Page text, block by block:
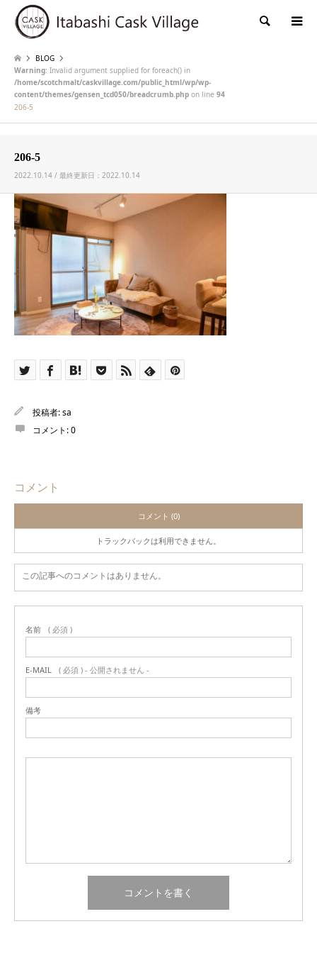
検索
BLOG
Warning: Invalid argument supplied for foreach() in
/home/scotchmalt/caskvillage.com/public_html/wp/wp-
content/themes/gensen_tcd050/breadcrumb.php on line 94
206-5
206-5
2022.10.14 / 最終更新日：2022.10.14
投稿者:sa
コメント:0
コメント
コメント (0)
トラックバックは利用できません。
この記事へのコメントはありません。
名前 ( 必須 )
E-MAIL ( 必須 ) - 公開されません -
備考